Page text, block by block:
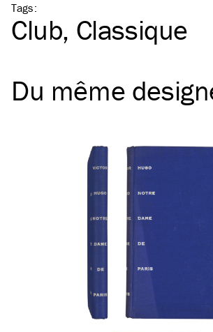
Tags:
Club Classique
Du même